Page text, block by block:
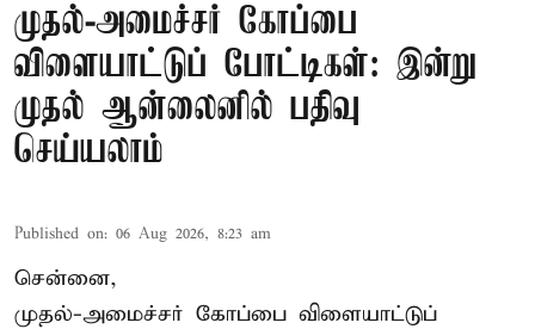
முதல்-அமைச்சர் கோப்பை
விளையாட்டுப் போட்டிகள்: இன்று
முதல் ஆன்லைனில் பதிவு
செய்யலாம்
Published on: 06 Aug 2026, 8:23 am
சென்னை,
முதல்-அமைச்சர் கோப்பை விளையாட்டுப்